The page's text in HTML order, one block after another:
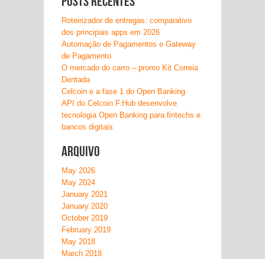
Roteirizador de entregas: comparativo
dos principais apps em 2026
Automação de Pagamentos e Gateway
de Pagamento
O mercado do carro – promo Kit Correia
Dentada
Celcoin e a fase 1 do Open Banking
API do Celcoin F.Hub desenvolve
tecnologia Open Banking para fintechs e
bancos digitais
Arquivo
May 2026
May 2024
January 2021
January 2020
October 2019
February 2019
May 2018
March 2018